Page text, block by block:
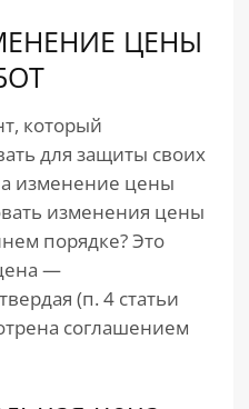
ЦЕНЫ
который
для защиты своих
изменение цены
изменения цены
порядке? Это
—
(п. 4 статьи
соглашением